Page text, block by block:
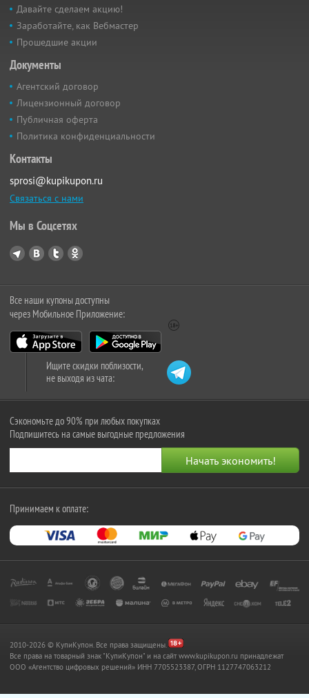
Давайте сделаем акцию!
Заработайте, как Вебмастер
Прошедшие акции
Документы
Агентский договор
Лицензионный договор
Публичная оферта
Политика конфиденциальности
Контакты
sprosi@kupikupon.ru
Связаться с нами
Мы в Соцсетях
Все наши купоны доступны
через Мобильное Приложение:
Ищите скидки поблизости,
не выходя из чата:
Сэкономьте до 90% при любых покупках
Подпишитесь на самые выгодные предложения
Принимаем к оплате:
2010-2026 © КупиКупон. Все права защищены.
Все права на товарный знак "КупиКупон" и на сайт www.kupikupon.ru принадлежат
OOO «Агентство цифровых решений» ИНН 7705523387, ОГРН 1127747063212